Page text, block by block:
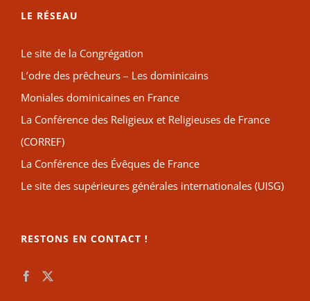
LE RÉSEAU
Le site de la Congrégation
L’odre des prêcheurs – Les dominicains
Moniales dominicaines en France
La Conférence des Religieux et Religieuses de France
(CORREF)
La Conférence des Évêques de France
Le site des supérieures générales internationales (UISG)
RESTONS EN CONTACT !